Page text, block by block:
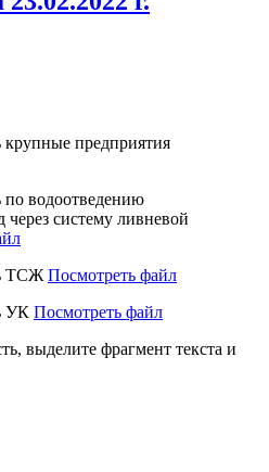
крупные предприятия
по водоотведению
систему ливневой
ТСЖ Посмотреть файл
УК Посмотреть файл
выделите фрагмент текста и